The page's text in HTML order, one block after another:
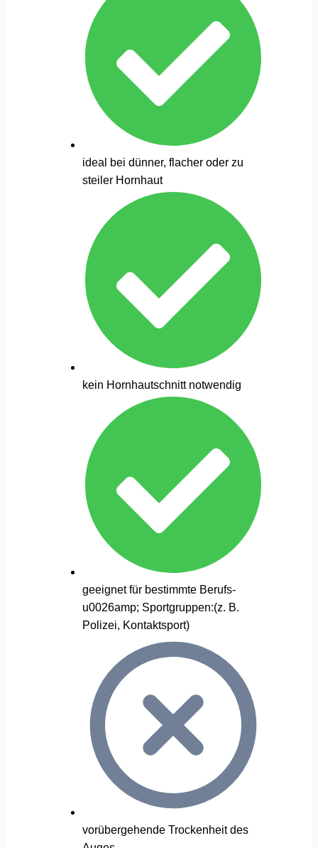
ideal bei dünner, flacher oder zu
steiler Hornhaut
kein Hornhautschnitt notwendig
geeignet für bestimmte Berufs-
u0026amp; Sportgruppen:(z. B.
Polizei, Kontaktsport)
vorübergehende Trockenheit des